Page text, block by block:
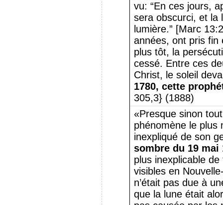
vu: “En ces jours,
sera obscurci, et la
lumière.” [Marc
années, ont pris fin
plus tôt, la
cessé. Entre ces
Christ, le soleil
1780, cette
305,3} (1888)
«Presque sinon
phénomène le plus
inexpliqué de son
sombre du 19 mai
plus inexplicable
visibles en
n’était pas due à
que la lune était